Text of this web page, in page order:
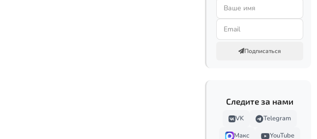
Подписаться
Следите за нами
VK
Telegram
Макс
YouTube